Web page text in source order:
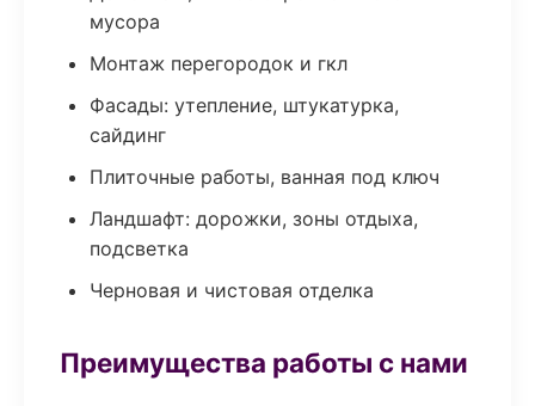
мусора
Монтаж перегородок и гкл
Фасады: утепление, штукатурка,
сайдинг
Плиточные работы, ванная под ключ
Ландшафт: дорожки, зоны отдыха,
подсветка
Черновая и чистовая отделка
Преимущества работы с нами